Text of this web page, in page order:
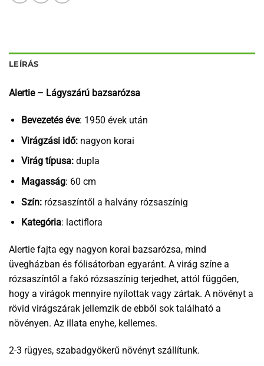
LEÍRÁS
Alertie – Lágyszárú bazsarózsa
Bevezetés éve: 1950 évek után
Virágzási idő:nagyon korai
Virág típusa:dupla
Magasság: 60 cm
Szín:rózsaszíntől a halvány rózsaszínig
Kategória: lactiflora
Alertie fajta egy nagyon korai bazsarózsa, mind
üvegházban és fólisátorban egyaránt. A virág színe a
rózsaszíntől a fakó rózsaszínig terjedhet, attól függően,
hogy a virágok mennyire nyílottak vagy zártak. A növényt a
rövid virágszárak jellemzik de ebből sok található a
növényen. Az illata enyhe, kellemes.
2-3 rügyes, szabadgyökerű növényt szállítunk.